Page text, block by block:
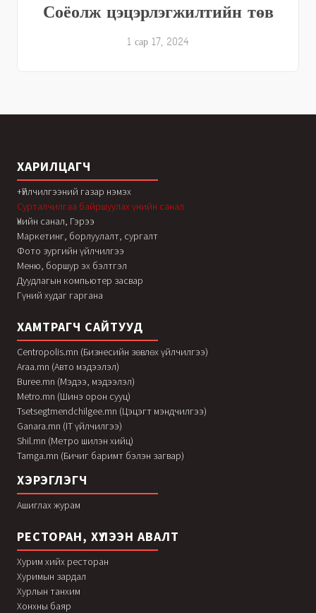
Соёолж цэцэрлэгжилтийн төв
1 сар 17, 2024
ХАРИЛЦАГЧ
+Үйлчилгээний газар нэмэх
Сурталчилгаа байршуулах үнийн санал
Үнийн санал, Гэрээ
Маркетинг, борлуулалт, сургалт
Фото зургийн үйлчилгээ
Меню, боршур эх бэлтгэл
Дуудлагын компьютер засвар
Гүний худаг гаргана
ХАМТРАГЧ САЙТУУД
Centropolis.mn (Бизнесийн зөвлөх үйлчилгээ)
Araa.mn (Авто мэдээлэл)
Buree.mn (Мэдээ, мэдээлэл)
Metro.mn (Шинэ орон сууц)
Tsetsegtmendchilgee.mn (Цэцэгт мэндчилгээ)
Ganara.mn (IT үйлчилгээ)
Shil.mn (Метро шилэн хийц)
Tamga.mn (Бичиг баримт бэлэн загвар)
ХЭРЭГЛЭГЧ
Ашиглах журам
РЕСТОРАН, ХҮЛЭЭН АВАЛТ
Хурим хийх ресторан
Хуримын зардал
Хурлын танхим
Хонхны баяр